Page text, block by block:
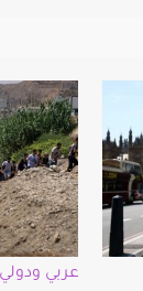
عربي ودولي